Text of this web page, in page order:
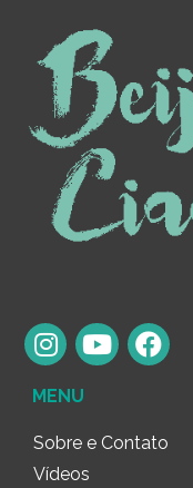
MENU
Sobre e Contato
Vídeos